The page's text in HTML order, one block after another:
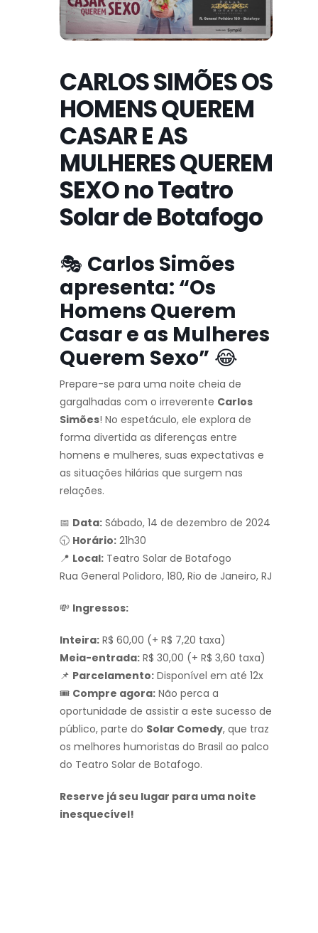
CARLOS SIMÕES OS
HOMENS QUEREM
CASAR E AS
MULHERES QUEREM
SEXO no Teatro
Solar de Botafogo
🎭 Carlos Simões
apresenta: “Os
Homens Querem
Casar e as Mulheres
Querem Sexo” 😂
Prepare-se para uma noite cheia de
gargalhadas com o irreverente Carlos
Simões! No espetáculo, ele explora de
forma divertida as diferenças entre
homens e mulheres, suas expectativas e
as situações hilárias que surgem nas
relações.
📅 Data: Sábado, 14 de dezembro de 2024
🕤 Horário: 21h30
📍 Local: Teatro Solar de Botafogo
Rua General Polidoro, 180, Rio de Janeiro, RJ
💸 Ingressos:
Inteira: R$ 60,00 (+ R$ 7,20 taxa)
Meia-entrada: R$ 30,00 (+ R$ 3,60 taxa)
📌 Parcelamento: Disponível em até 12x
🎟️ Compre agora: Não perca a
oportunidade de assistir a este sucesso de
público, parte do Solar Comedy, que traz
os melhores humoristas do Brasil ao palco
do Teatro Solar de Botafogo.
Reserve já seu lugar para uma noite
inesquecível!